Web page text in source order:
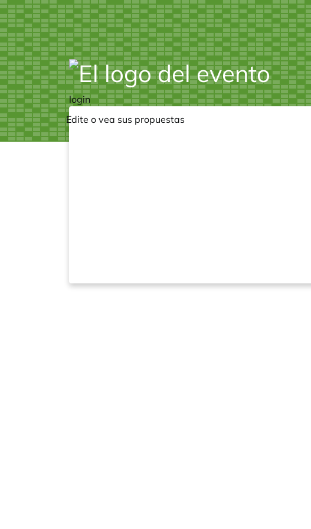
login
Edite o vea sus propuestas